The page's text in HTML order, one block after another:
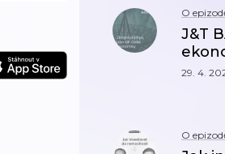
O
J&T
29. 4.
O